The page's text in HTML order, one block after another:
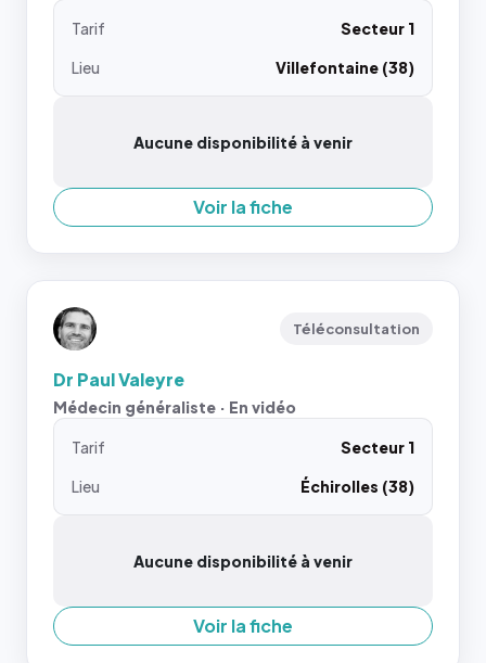
Tarif
Secteur 1
Lieu
Villefontaine (38)
Aucune disponibilité à venir
Voir la fiche
Téléconsultation
Dr Paul Valeyre
Médecin généraliste · En vidéo
Tarif
Secteur 1
Lieu
Échirolles (38)
Aucune disponibilité à venir
Voir la fiche